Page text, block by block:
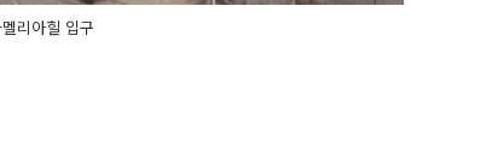
리아힐 입구